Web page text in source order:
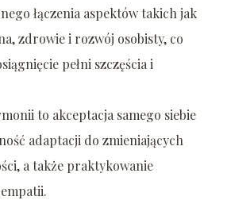
łączenia aspektów takich jak
zdrowie i rozwój osobisty, co
pełni szczęścia i
to akceptacja samego siebie
adaptacji do zmieniających
a także praktykowanie